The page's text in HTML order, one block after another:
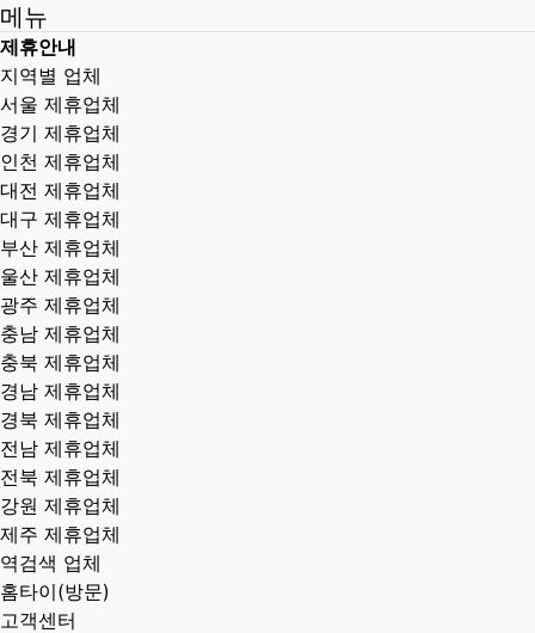
메뉴
제휴안내
지역별 업체
서울 제휴업체
경기 제휴업체
인천 제휴업체
대전 제휴업체
대구 제휴업체
부산 제휴업체
울산 제휴업체
광주 제휴업체
충남 제휴업체
충북 제휴업체
경남 제휴업체
경북 제휴업체
전남 제휴업체
전북 제휴업체
강원 제휴업체
제주 제휴업체
역검색 업체
홈타이(방문)
고객센터